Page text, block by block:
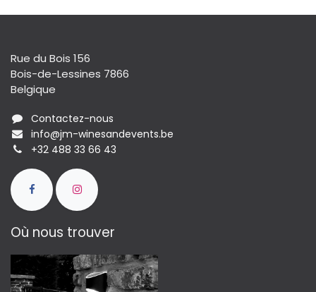
Rue du Bois 156
Bois-de-Lessines 7866
Belgique
Contactez-nous
info@jm-winesandevents.be
+32 488 33 66 43
Où nous trouver